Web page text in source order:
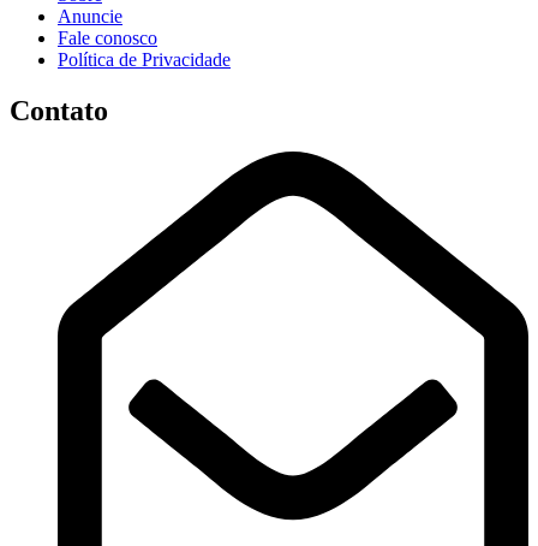
Anuncie
Fale conosco
Política de Privacidade
Contato